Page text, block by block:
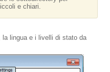
e chiari.
la lingua e i livelli di stato da